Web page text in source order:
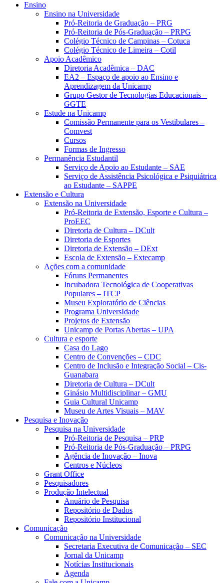
Ensino
Ensino na Universidade
Pró-Reitoria de Graduação – PRG
Pró-Reitoria de Pós-Graduação – PRPG
Colégio Técnico de Campinas – Cotuca
Colégio Técnico de Limeira – Cotil
Apoio Acadêmico
Diretoria Acadêmica – DAC
EA2 – Espaço de apoio ao Ensino e
Aprendizagem da Unicamp
Grupo Gestor de Tecnologias Educacionais –
GGTE
Estude na Unicamp
Comissão Permanente para os Vestibulares –
Comvest
Cursos
Formas de Ingresso
Permanência Estudantil
Serviço de Apoio ao Estudante – SAE
Serviço de Assistência Psicológica e Psiquiátrica
ao Estudante – SAPPE
Extensão e Cultura
Extensão na Universidade
Pró-Reitoria de Extensão, Esporte e Cultura –
ProEEC
Diretoria de Cultura – DCult
Diretoria de Esportes
Diretoria de Extensão – DExt
Escola de Extensão – Extecamp
Ações com a comunidade
Fóruns Permanentes
Incubadora Tecnológica de Cooperativas
Populares – ITCP
Museu Exploratório de Ciências
Programa UniversIdade
Projetos de Extensão
Unicamp de Portas Abertas – UPA
Cultura e esporte
Casa do Lago
Centro de Convenções – CDC
Centro de Inclusão e Integração Social – Cis-
Guanabara
Diretoria de Cultura – DCult
Ginásio Multidisciplinar – GMU
Guia Cultural Unicamp
Museu de Artes Visuais – MAV
Pesquisa e Inovação
Pesquisa na Universidade
Pró-Reitoria de Pesquisa – PRP
Pró-Reitoria de Pós-Graduação – PRPG
Agência de Inovação – Inova
Centros e Núcleos
Grant Office
Pesquisadores
Produção Intelectual
Anuário de Pesquisa
Repositório de Dados
Repositório Institucional
Comunicação
Comunicação na Universidade
Secretaria Executiva de Comunicação – SEC
Jornal da Unicamp
Notícias Institucionais
Agenda